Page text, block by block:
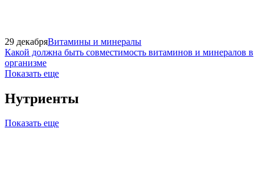
29 декабряВитамины и минералы
Какой должна быть совместимость витаминов и минералов в
организме
Показать еще
Нутриенты
Показать еще